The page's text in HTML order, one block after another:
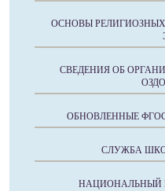
ОСНОВЫ
СВЕДЕНИЯ ОБ
ОБНОВЛЕННЫЕ ФГОС
СЛУЖБА
НАЦИОНАЛЬНЫЙ